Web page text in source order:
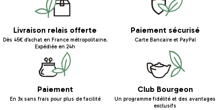
Livraison relais offerte
Dès 45€ d’achat en France métropolitaine.
Expédiée en 24h
Paiement sécurisé
Carte Bancaire et PayPal
Paiement
En 3x sans frais pour plus de facilité
Club Bourgeon
Un programme fidélité et des avantages
exclusifs